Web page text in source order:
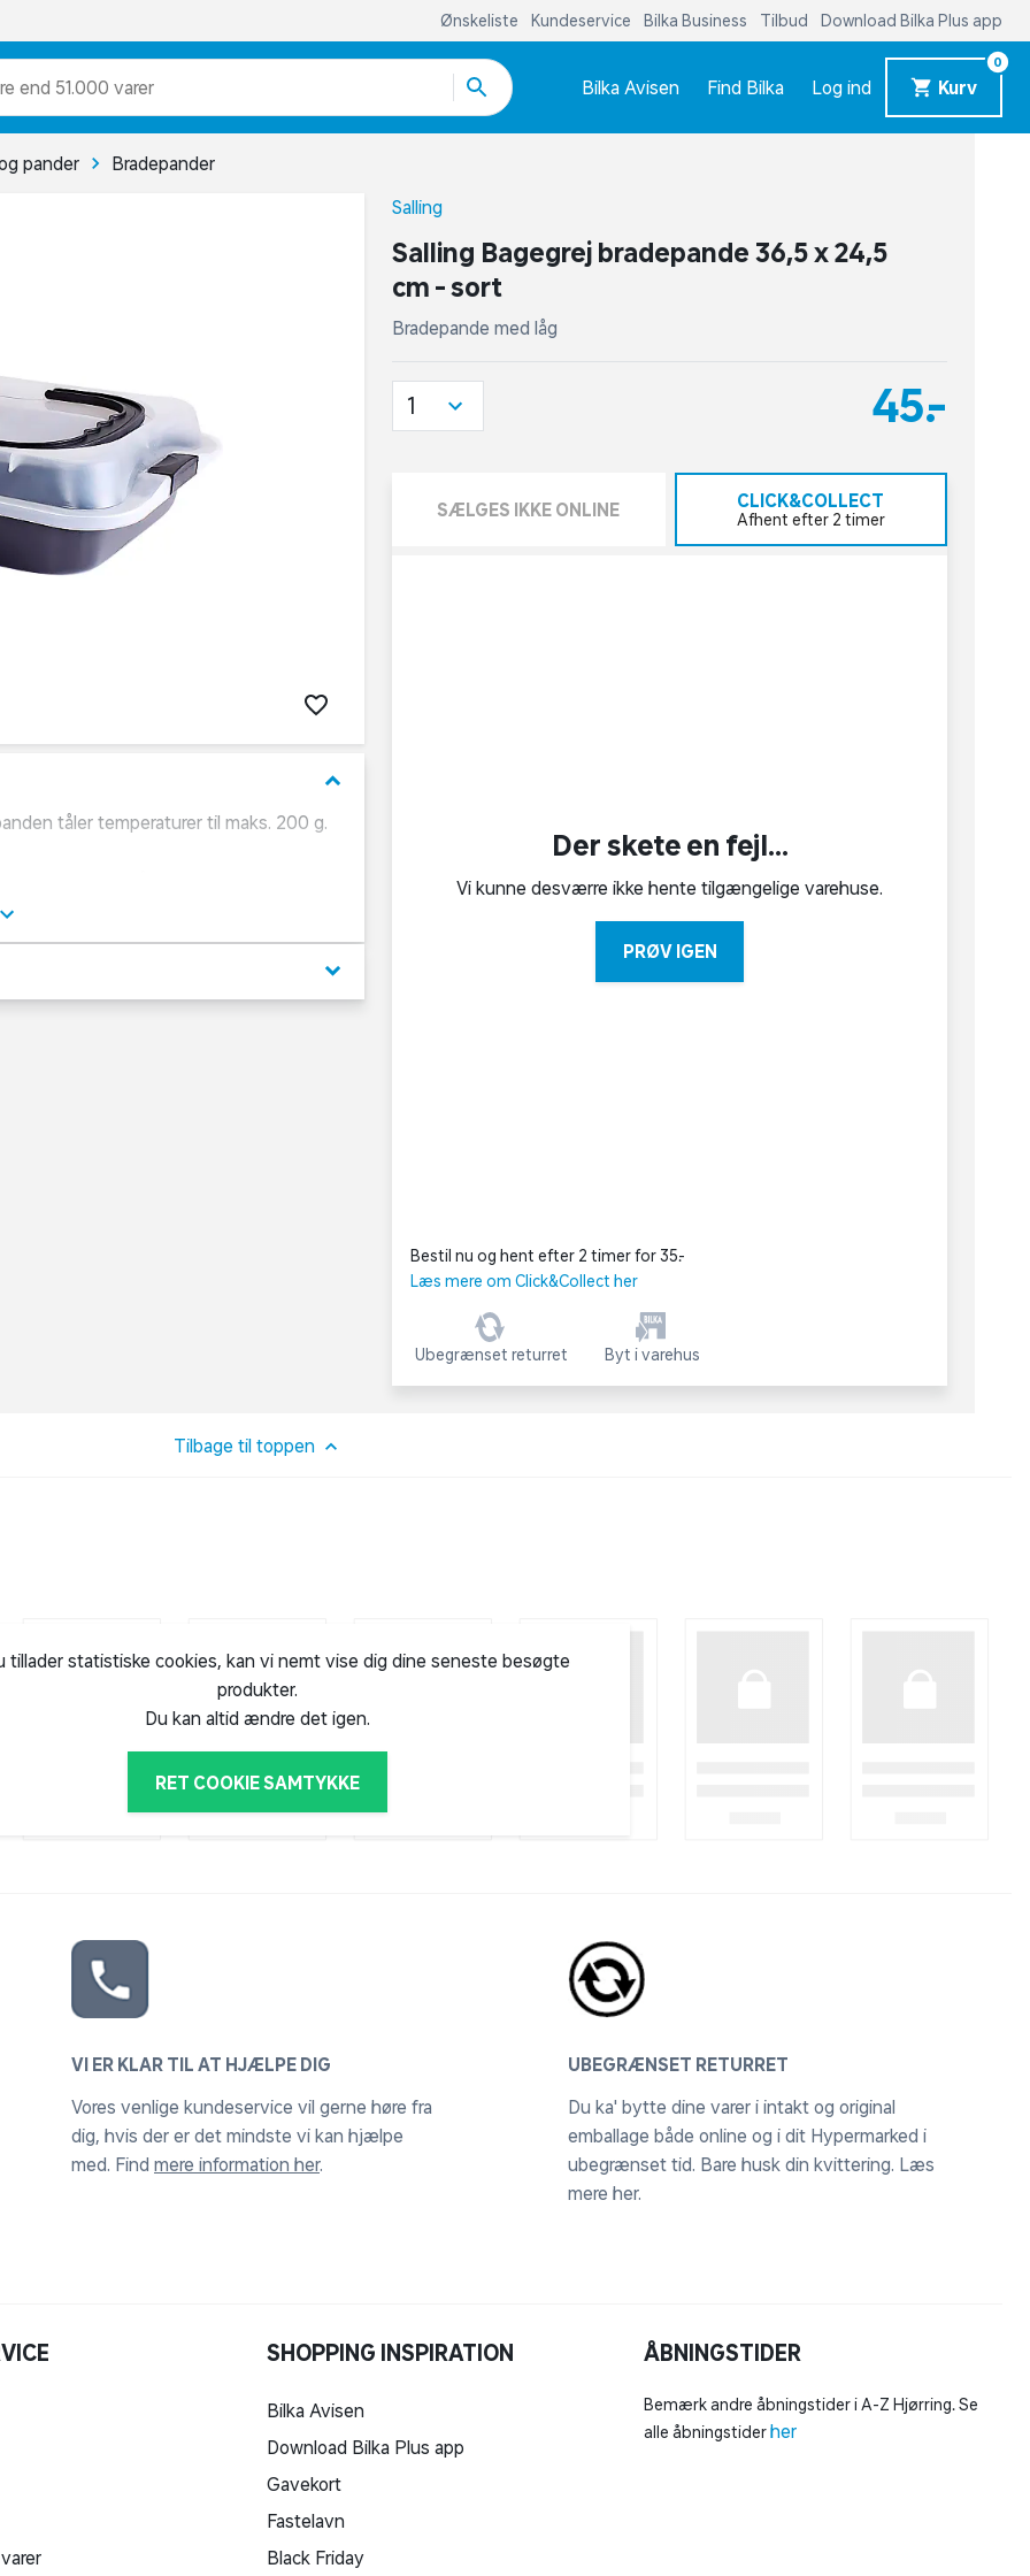
Ønskeliste Kundeservice Bilka Business Tilbud Download Bilka Plus app
end 51.000 varer Bilka Avisen Find Bilka Log ind Kurv
0
pander Bradepander
keyboard_arrow_down
tåler temperaturer til maks. 200 g.
keyboard_arrow_down
Salling
Salling Bagegrej bradepande 36,5 x 24,5
cm - sort
Bradepande med låg
45,-
1
SÆLGES IKKE ONLINE CLICK&COLLECT
Afhent efter 2 timer
Der skete en fejl...
Vi kunne desværre ikke hente tilgængelige varehuse.
PRØV IGEN
Bestil nu og hent efter 2 timer for 35,-
Læs mere om Click&Collect her
Ubegrænset returret Byt i varehus
Tilbage til toppen
tillader statistiske cookies, kan vi nemt vise dig dine seneste besøgte
produkter.
Du kan altid ændre det igen.
RET COOKIE SAMTYKKE
VI ER KLAR TIL AT HJÆLPE DIG
Vores venlige kundeservice vil gerne høre fra
dig, hvis der er det mindste vi kan hjælpe
med. Find mere information her.
UBEGRÆNSET RETURRET
Du ka' bytte dine varer i intakt og original
emballage både online og i dit Hypermarked i
ubegrænset tid. Bare husk din kvittering. Læs
mere her.
SHOPPING INSPIRATION
Bilka Avisen
Download Bilka Plus app
Gavekort
Fastelavn
Black Friday
ÅBNINGSTIDER
Bemærk andre åbningstider i A-Z Hjørring. Se
alle åbningstiderher